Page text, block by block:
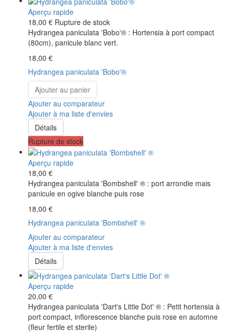
Aperçu rapide
18,00 € Rupture de stock
Hydrangea paniculata 'Bobo'® : Hortensia à port compact
(80cm), panicule blanc vert.
18,00 €
Hydrangea paniculata 'Bobo'®
Ajouter au panier
Ajouter au comparateur
Ajouter à ma liste d'envies
Détails
Rupture de stock
Aperçu rapide
18,00 €
Hydrangea paniculata 'Bombshell' ® : port arrondie mais
panicule en ogive blanche puis rose
18,00 €
Hydrangea paniculata 'Bombshell' ®
Ajouter au comparateur
Ajouter à ma liste d'envies
Détails
Aperçu rapide
20,00 €
Hydrangea paniculata 'Dart's Little Dot' ® : Petit hortensia à
port compact, inflorescence blanche puis rose en automne
(fleur fertile et sterile)